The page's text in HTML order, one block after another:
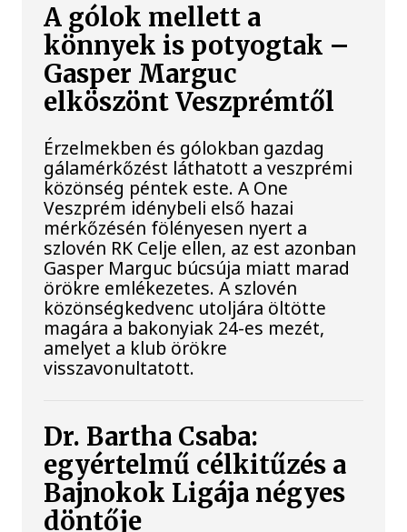
A gólok mellett a
könnyek is potyogtak –
Gasper Marguc
elköszönt Veszprémtől
Érzelmekben és gólokban gazdag
gálamérkőzést láthatott a veszprémi
közönség péntek este. A One
Veszprém idénybeli első hazai
mérkőzésén fölényesen nyert a
szlovén RK Celje ellen, az est azonban
Gasper Marguc búcsúja miatt marad
örökre emlékezetes. A szlovén
közönségkedvenc utoljára öltötte
magára a bakonyiak 24-es mezét,
amelyet a klub örökre
visszavonultatott.
Dr. Bartha Csaba:
egyértelmű célkitűzés a
Bajnokok Ligája négyes
döntője